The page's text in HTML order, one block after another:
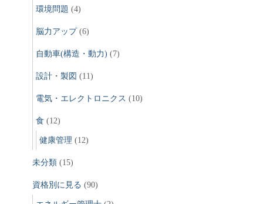
環境問題 (4)
脳力アップ(6)
自動車(構造・動力) (7)
設計・製図 (11)
電気・エレクトロニクス (10)
食 (12)
健康管理 (12)
未分類 (15)
資格別に見る (90)